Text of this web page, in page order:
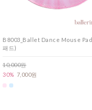
B8003_Ballet Dance Mouse
패드)
10,000원
30% 7,000원